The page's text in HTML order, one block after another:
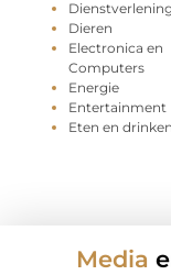
Dienstverlening
Dieren
Electronica en
Computers
Energie
Entertainment
Eten en drinken
Media